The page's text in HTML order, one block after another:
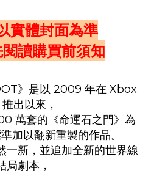
實體封面為準
讀購買前須知
》是以 2009 年在 Xbox
出以來，
萬套的《命運石之門》為
加以翻新重製的作品。
一新，並追加全新的世界線
局劇本，